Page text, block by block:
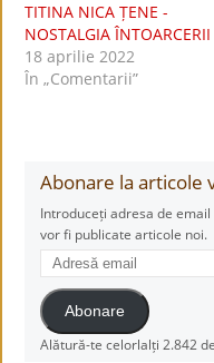
TITINA NICA ȚENE -
NOSTALGIA ÎNTOARCERII
18 aprilie 2022
În „Comentarii”
Abonare la articole
Introduceți adresa de
vor fi publicate articole noi.
Adresă
email
Abonare
Alătură-te celorlalți 2.842